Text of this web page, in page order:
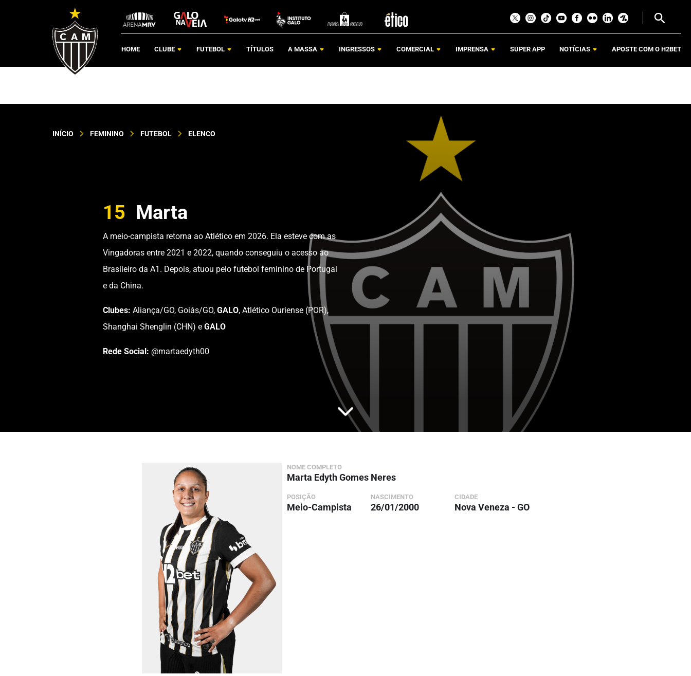
HOME CLUBE FUTEBOL TÍTULOS A MASSA INGRESSOS COMERCIAL IMPRENSA SUPER APP NOTÍCIAS APOSTE COM O H2BET
INÍCIO FEMININO FUTEBOL ELENCO
15 Marta
A meio-campista retorna ao Atlético em 2026. Ela esteve com as
Vingadoras entre 2021 e 2022, quando conseguiu o acesso ao
Brasileiro da A1. Depois, atuou pelo futebol feminino de Portugal
e da China.
Clubes: Aliança/GO, Goiás/GO, GALO, Atlético Ouriense (POR),
Shanghai Shenglin (CHN) e GALO
Rede Social: @martaedyth00
NOME COMPLETO
Marta Edyth Gomes Neres
POSIÇÃO
Meio-Campista
NASCIMENTO
26/01/2000
CIDADE
Nova Veneza - GO